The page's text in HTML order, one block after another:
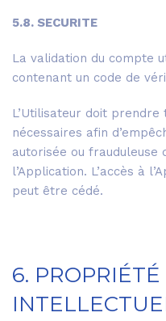
5.8. SECURITE
La validation du compte
contenant un code de
L’Utilisateur doit
nécessaires afin
autorisée ou frauduleuse
l’Application. L’accès à
peut être cédé.
6. PROPRIÉTÉ